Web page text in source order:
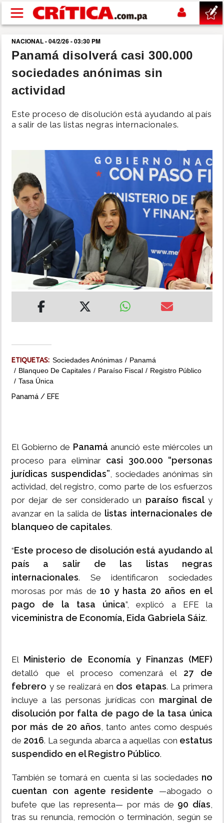
Pasar al contenido principal
buscar
SUCESOS
POLÍTICA
DEPORTES
MUNDO
INSÓLITAS
MULTIMEDIA
NACIONAL - 04/2/26 - 03:30 PM
Panamá disolverá casi 300.000
sociedades anónimas sin
actividad
Este proceso de disolución está ayudando al país
a salir de las listas negras internacionales.
ETIQUETAS: Sociedades Anónimas
Panamá
Blanqueo De Capitales
Paraíso Fiscal
Registro Público
Tasa Única
Panamá / EFE
El Gobierno de Panamá anunció este miércoles un
proceso para eliminar casi 300.000 “personas
jurídicas suspendidas”, sociedades anónimas sin
actividad, del registro, como parte de los esfuerzos
por dejar de ser considerado un paraíso fiscaly
avanzar en la salida de listas internacionales de
blanqueo de capitales.
“Este proceso de disolución está ayudando al
país a salir de las listas negras
internacionales. Se identificaron sociedades
morosas por más de 10 y hasta 20 años en el
pago de la tasa única”, explicó a EFE la
viceministra de Economía, Eida Gabriela Sáiz.
El Ministerio de Economía y Finanzas (MEF)
detalló que el proceso comenzará el 27 de
febrero y se realizará en dos etapas. La primera
incluye a las personas jurídicas con marginal de
disolución por falta de pago de la tasa única
por más de 20 años, tanto antes como después
de 2016. La segunda abarca a aquellas con estatus
suspendido en el Registro Público.
También se tomará en cuenta si las sociedades no
cuentan con agente residente —abogado o
bufete que las representa— por más de 90 días,
tras su renuncia, remoción o terminación, según se